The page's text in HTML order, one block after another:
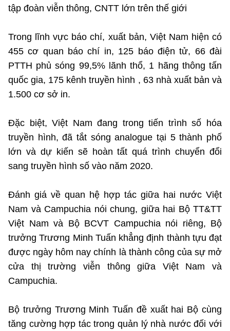
tập đoàn viễn thông, CNTT lớn trên thế giới
Trong lĩnh vực báo chí, xuất bản, Việt Nam hiện có
455 cơ quan báo chí in, 125 báo điện tử, 66 đài
PTTH phủ sóng 99,5% lãnh thổ, 1 hãng thông tấn
quốc gia, 175 kênh truyền hình , 63 nhà xuất bản và
1.500 cơ sở in.
Đặc biệt, Việt Nam đang trong tiến trình số hóa
truyền hình, đã tắt sóng analogue tại 5 thành phố
lớn và dự kiến sẽ hoàn tất quá trình chuyển đổi
sang truyền hình số vào năm 2020.
Đánh giá về quan hệ hợp tác giữa hai nước Việt
Nam và Campuchia nói chung, giữa hai Bộ TT&TT
Việt Nam và Bộ BCVT Campuchia nói riêng, Bộ
trưởng Trương Minh Tuấn khẳng định thành tựu đạt
được ngày hôm nay chính là thành công của sự mở
cửa thị trường viễn thông giữa Việt Nam và
Campuchia.
Bộ trưởng Trương Minh Tuấn đề xuất hai Bộ cùng
tăng cường hợp tác trong quản lý nhà nước đối với